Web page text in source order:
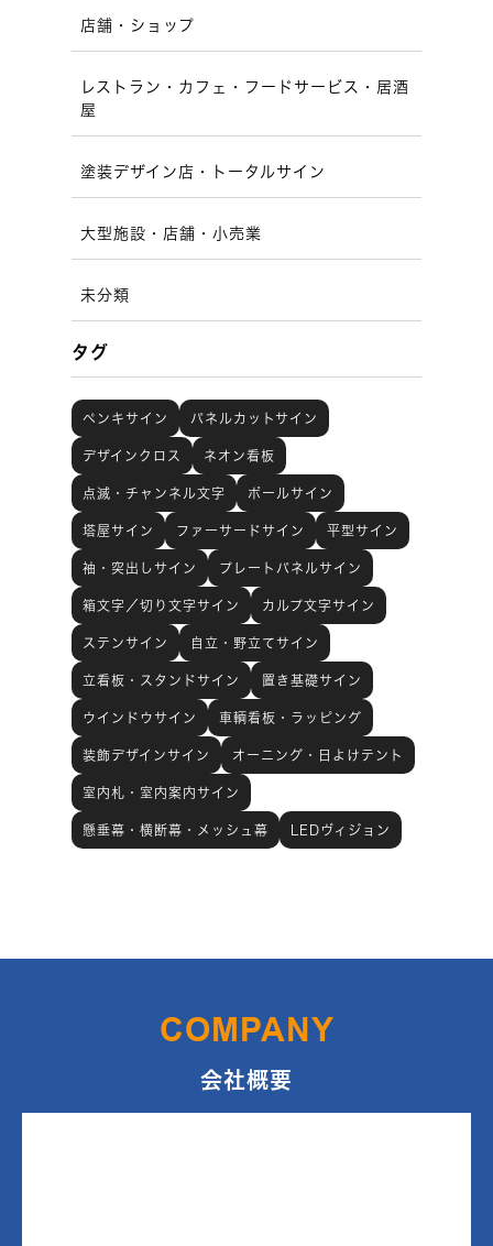
店舗・ショップ
レストラン・カフェ・フードサービス・居酒
屋
塗装デザイン店・トータルサイン
大型施設・店舗・小売業
未分類
タグ
ペンキサイン パネルカットサイン
デザインクロス ネオン看板
点滅・チャンネル文字 ポールサイン
塔屋サイン ファーサードサイン 平型サイン
袖・突出しサイン プレートパネルサイン
箱文字／切り文字サイン カルプ文字サイン
ステンサイン 自立・野立てサイン
立看板・スタンドサイン 置き基礎サイン
ウインドウサイン 車輌看板・ラッピング
装飾デザインサイン オーニング・日よけテント
室内札・室内案内サイン
懸垂幕・横断幕・メッシュ幕 LEDヴィジョン
COMPANY
会社概要